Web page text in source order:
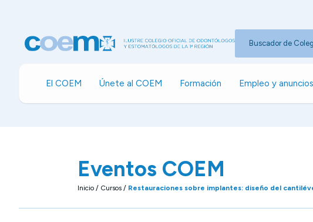
Buscador de
El COEM Únete al COEM Formación Empleo y anuncios
Eventos COEM
Inicio / Cursos / Restauraciones sobre implantes: diseño del